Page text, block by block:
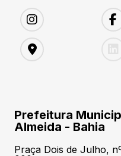
Prefeitura
Almeida - Bahia
Praça Dois de Julho,